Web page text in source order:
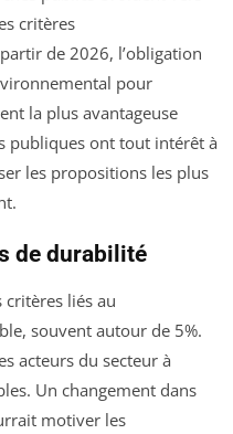
critères
de 2026, l’obligation
pour
la plus avantageuse
publiques ont tout intérêt à
les propositions les plus
de durabilité
liés au
souvent autour de 5%.
acteurs du secteur à
Un changement dans
motiver les